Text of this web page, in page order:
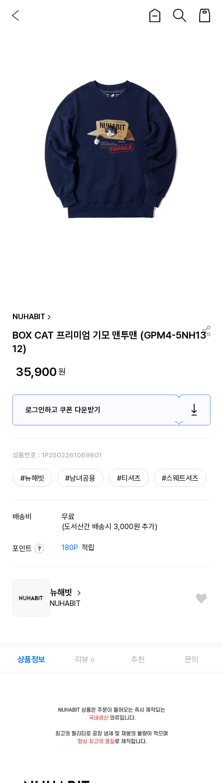
NUHABIT
BOX CAT 프리미엄 기모 맨투맨 (GPM4-5NH13
12)
35,900원
로그인하고 쿠폰 다운받기
상품번호 : 1P2502261069801
#뉴해빗 #남녀공용 #티셔츠 #스웨트셔츠
배송비
무료
(도서산간 배송시 3,000원 추가)
포인트 180P 적립
뉴해빗
NUHABIT
상품정보 리뷰 0 추천 문의